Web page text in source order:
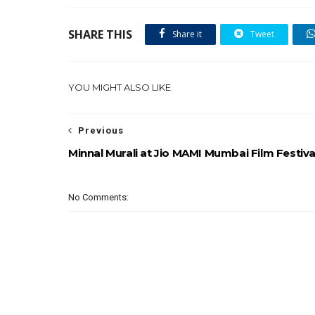
SHARE THIS Share it Tweet
YOU MIGHT ALSO LIKE
Previous
Minnal Murali at Jio MAMI Mumbai Film
No Comments: